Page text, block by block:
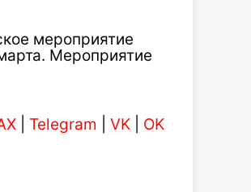
мероприятие
Мероприятие
Telegram VK OK